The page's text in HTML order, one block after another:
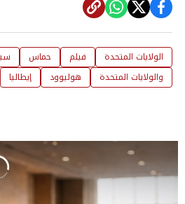
الولايات المتحدة فيلم حماس
والولايات المتحدة
هوليوود إيطاليا